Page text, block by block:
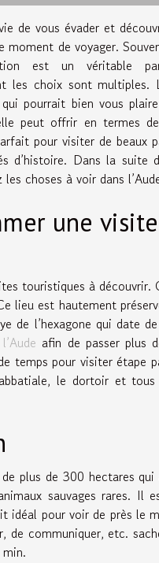
de vous évader et
moment de voyager.
est un véritable
les choix sont multiples.
pourrait bien vous
peut offrir en termes
pour visiter de beaux
d’histoire. Dans la suite
choses à voir dans
une
touristiques à découvrir.
lieu est hautement
de l’hexagone qui date
afin de passer plus
temps pour visiter étape
le dortoir et tous
plus de 300 hectares qui
sauvages rares. Il
idéal pour voir de près le
de communiquer, etc.